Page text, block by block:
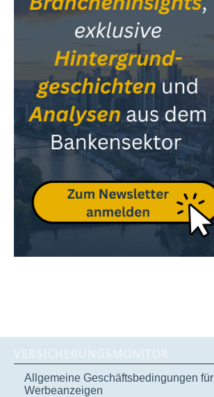
VERSICHERUNGSMONITOR
Allgemeine Geschäftsbedingungen für
Werbeanzeigen